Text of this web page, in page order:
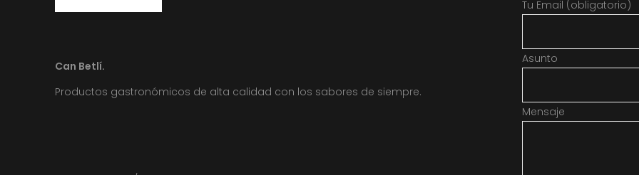
Can Betlí.
Productos gastronómicos de alta calidad con los sabores de siempre.
Tu Email (obligatorio)
Asunto
Mensaje